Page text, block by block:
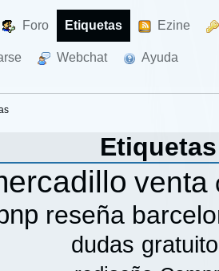
Foro Etiquetas Ezine
Webchat Ayuda
venta
reseña
dudas gratuito